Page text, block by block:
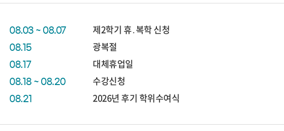
08.03 ~ 08.07 제2학기 휴․복학 신청
08.15 광복절
08.17 대체휴업일
08.18 ~ 08.20 수강신청
08.21 2026년 후기 학위수여식